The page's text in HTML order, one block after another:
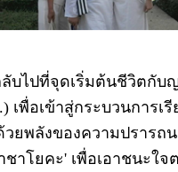
บไปที่จุดเริ่มต้นชีวิตกับ
เพื่อเข้าสู่กระบวนการ
ยพลังของความปราร
าโยคะ' เพื่อเอาชนะใ